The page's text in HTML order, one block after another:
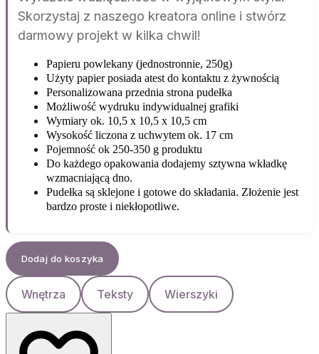
Skorzystaj z naszego kreatora online i stwórz
darmowy projekt w kilka chwil!
Papieru powlekany (jednostronnie, 250g)
Użyty papier posiada atest do kontaktu z żywnością
Personalizowana przednia strona pudełka
Możliwość wydruku indywidualnej grafiki
Wymiary ok. 10,5 x 10,5 x 10,5 cm
Wysokość liczona z uchwytem ok. 17 cm
Pojemność ok 250-350 g produktu
Do każdego opakowania dodajemy sztywna wkładkę
wzmacniającą dno.
Pudełka są sklejone i gotowe do składania. Złożenie jest
bardzo proste i niekłopotliwe.
Dodaj do koszyka
Wnętrza Teksty Wierszyki